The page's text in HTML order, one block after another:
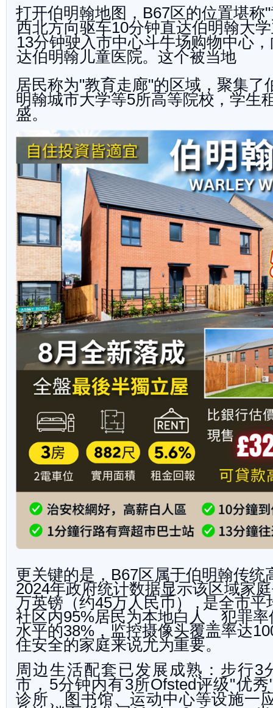
打开伯明翰地图， B67区的位置堪称"
西北方向驱车10分钟直达伯明翰大
13分钟驶入市中心斗牛场购物中心
达伯明翰儿童医院。这个被当地
居民称为"教育走廊"的区域，聚集了
明翰城市大学等5所高等院校，学生
盛。
更关键的是， B67区属于伯明翰传统
2024年政府统计数据显示该区域家
万英镑（约45万人民币），是全市平
社区内95%居民为本地白人，犯罪
水平的38%，监控摄像头覆盖率达
住安全的家庭来说尤为重要。
周边生活配套已发展成熟：步行3
市，5分钟内有3所Ofsted评级"优秀
诊所、图书馆、运动中心等设施一